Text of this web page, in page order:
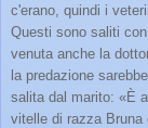
c'erano, quindi i
Questi sono saliti
venuta anche la
la predazione
salita dal marito: «È
vitelle di razza Bruna